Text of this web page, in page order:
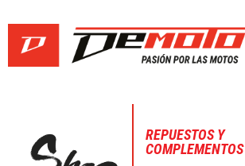
REPUESTOS Y
COMPLEMENTOS